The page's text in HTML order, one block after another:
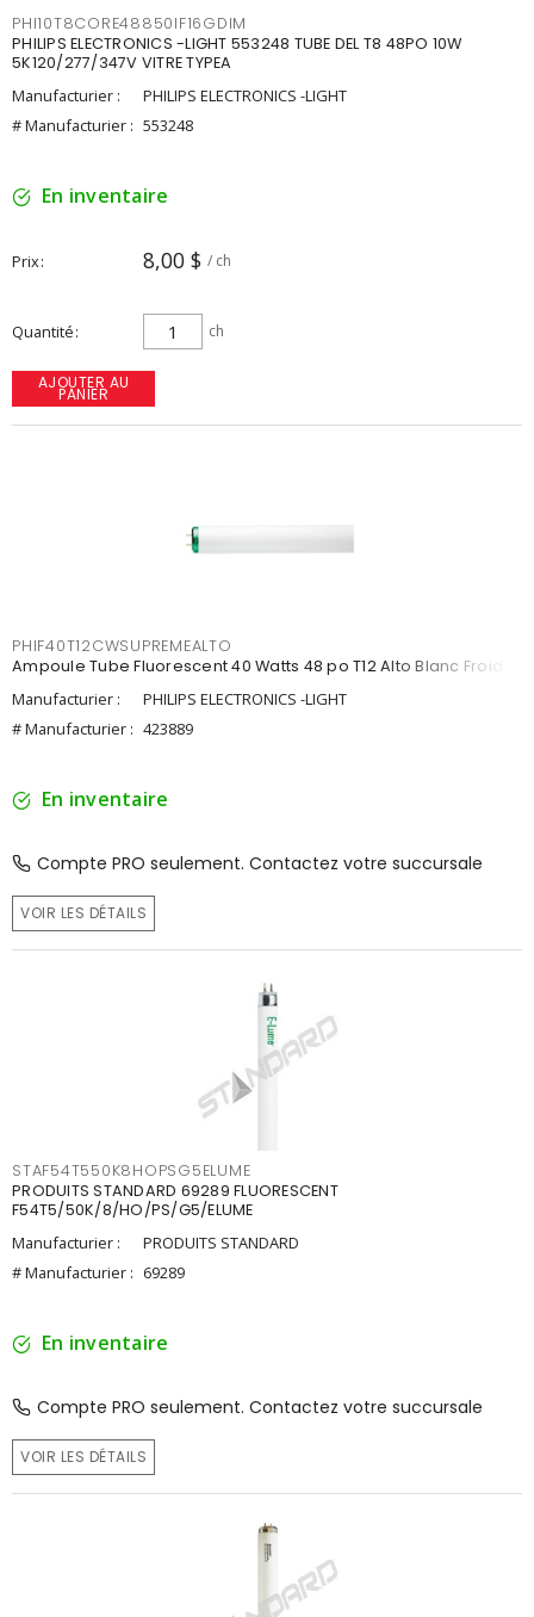
PHI10T8CORE48850IF16GDIM
PHILIPS ELECTRONICS -LIGHT 553248 TUBE DEL T8 48PO 10W
5K120/277/347V VITRE TYPEA
Manufacturier :
PHILIPS ELECTRONICS -LIGHT
# Manufacturier : 553248
En inventaire
Prix 8,00 $ / ch
Quantité ch
AJOUTER AU
PANIER
PHIF40T12CWSUPREMEALTO
Ampoule Tube Fluorescent 40 Watts 48 po T12 Alto Blanc Froid
Manufacturier :
PHILIPS ELECTRONICS -LIGHT
# Manufacturier : 423889
En inventaire
Compte PRO seulement. Contactez votre succursale
VOIR LES DÉTAILS
STAF54T550K8HOPSG5ELUME
PRODUITS STANDARD 69289 FLUORESCENT
F54T5/50K/8/HO/PS/G5/ELUME
Manufacturier :
PRODUITS STANDARD
# Manufacturier : 69289
En inventaire
Compte PRO seulement. Contactez votre succursale
VOIR LES DÉTAILS